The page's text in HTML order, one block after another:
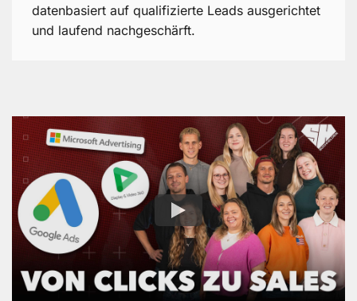
datenbasiert auf qualifizierte Leads ausgerichtet
und laufend nachgeschärft.